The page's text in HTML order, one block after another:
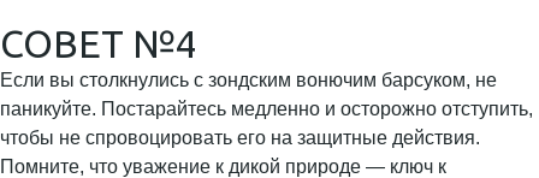
СОВЕТ №4
Если вы столкнулись с зондским вонючим барсуком, не
паникуйте. Постарайтесь медленно и осторожно отступить,
чтобы не спровоцировать его на защитные действия.
Помните, что уважение к дикой природе — ключ к